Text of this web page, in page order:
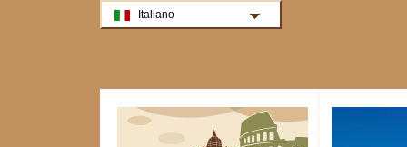
Italiano